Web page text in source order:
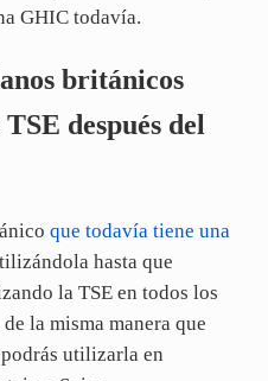
GHIC todavía.
británicos
después del
que todavía tiene una
hasta que
la TSE en todos los
la misma manera que
utilizarla en